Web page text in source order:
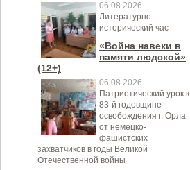
06.08.2026
Литературно-
исторический час
«Война навеки в
памяти людской»
(12+)
06.08.2026
Патриотический урок к
83-й годовщине
освобождения г. Орла
от немецко-
фашистских
захватчиков в годы Великой
Отечественной войны